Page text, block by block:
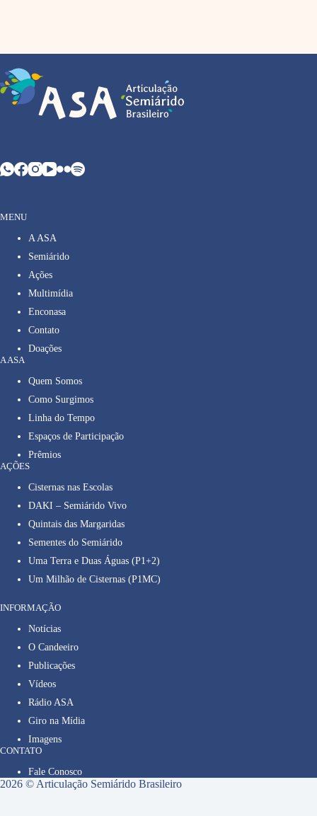
MENU
A ASA
Semiárido
Ações
Multimídia
Enconasa
Contato
Doações
A ASA
Quem Somos
Como Surgimos
Linha do Tempo
Espaços de Participação
Prêmios
AÇÕES
Cisternas nas Escolas
DAKI – Semiárido Vivo
Quintais das Margaridas
Sementes do Semiárido
Uma Terra e Duas Águas (P1+2)
Um Milhão de Cisternas (P1MC)
INFORMAÇÃO
Notícias
O Candeeiro
Publicações
Vídeos
Rádio ASA
Giro na Mídia
Imagens
CONTATO
Fale Conosco
2026 © Articulação Semiárido Brasileiro